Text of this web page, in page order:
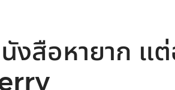
งสือหายาก แ